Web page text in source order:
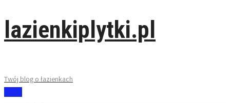
lazienkiplytki.pl
Twój blog o łazienkach